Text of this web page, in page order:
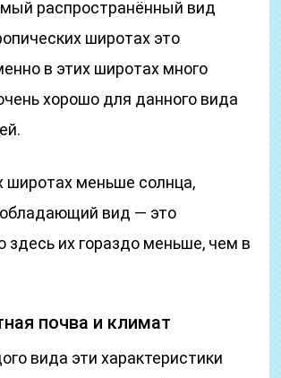
распространённый вид
широтах это
в этих широтах много
хорошо для данного вида
широтах меньше солнца,
вид — это
здесь их гораздо меньше, чем в
почва и климат
вида эти характеристики